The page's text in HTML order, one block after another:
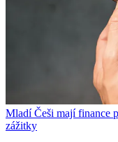
Mladí Češi mají finance
zážitky